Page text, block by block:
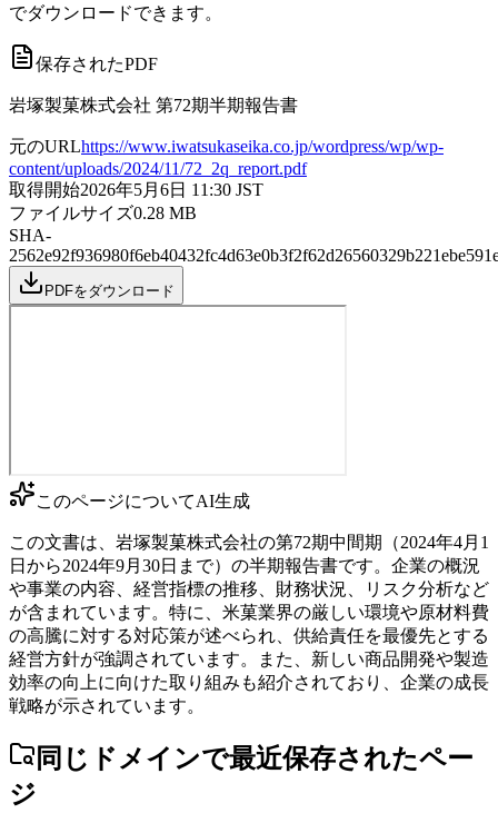
でダウンロードできます。
保存されたPDF
岩塚製菓株式会社 第72期半期報告書
元のURLhttps://www.iwatsukaseika.co.jp/wordpress/wp/wp-
content/uploads/2024/11/72_2q_report.pdf
取得開始2026年5月6日 11:30 JST
ファイルサイズ0.28 MB
SHA-
256
PDFをダウンロード
このページについてAI生成
この文書は、岩塚製菓株式会社の第72期中間期（2024年4月1
日から2024年9月30日まで）の半期報告書です。企業の概況
や事業の内容、経営指標の推移、財務状況、リスク分析など
が含まれています。特に、米菓業界の厳しい環境や原材料費
の高騰に対する対応策が述べられ、供給責任を最優先とする
経営方針が強調されています。また、新しい商品開発や製造
効率の向上に向けた取り組みも紹介されており、企業の成長
戦略が示されています。
同じドメインで最近保存されたペー
ジ